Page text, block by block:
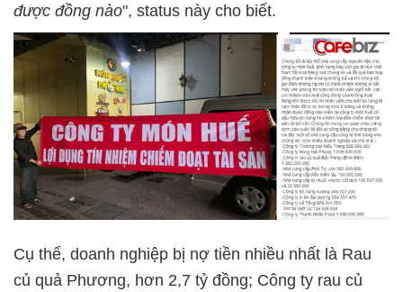
được đồng nào", status này cho biết.
Cụ thể, doanh nghiệp bị nợ tiền nhiều nhất là Rau
củ quả Phương, hơn 2,7 tỷ đồng; Công ty rau củ